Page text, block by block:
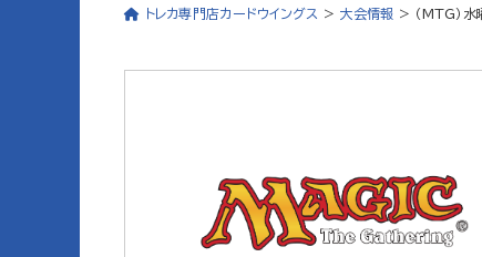
トレカ専門店カードウイングス > 大会情報 > （MTG）水